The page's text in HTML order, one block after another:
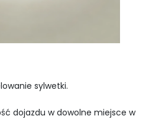
sylwetki.
dojazdu w dowolne miejsce w